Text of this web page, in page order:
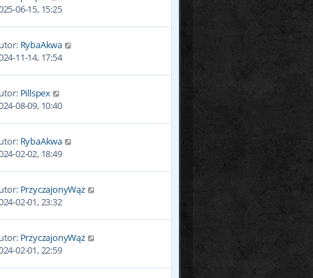
06-15, 15:25
RybaAkwa
11-14, 17:54
Pillspex
08-09, 10:40
RybaAkwa
02-02, 18:49
PrzyczajonyWąż
02-01, 23:32
PrzyczajonyWąż
02-01, 22:59